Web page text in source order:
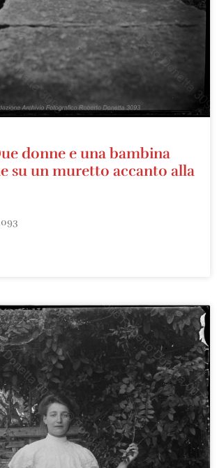
donne e una bambina
su un muretto accanto alla